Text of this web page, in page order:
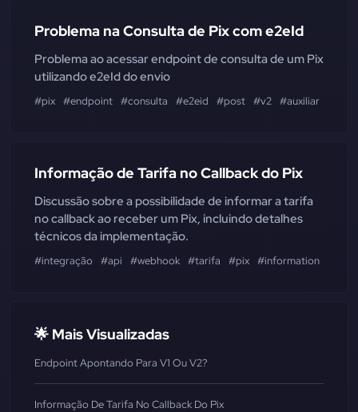
Problema na Consulta de Pix com e2eId
Problema ao acessar endpoint de consulta de um Pix
utilizando e2eId do envio
#pix #endpoint #consulta #e2eid #post #v2 #auxiliar
Informação de Tarifa no Callback do Pix
Discussão sobre a possibilidade de informar a tarifa
no callback ao receber um Pix, incluindo detalhes
técnicos da implementação.
#integração #api #webhook #tarifa #pix #information
🌟 Mais Visualizadas
Endpoint Apontando Para V1 Ou V2?
Informação De Tarifa No Callback Do Pix